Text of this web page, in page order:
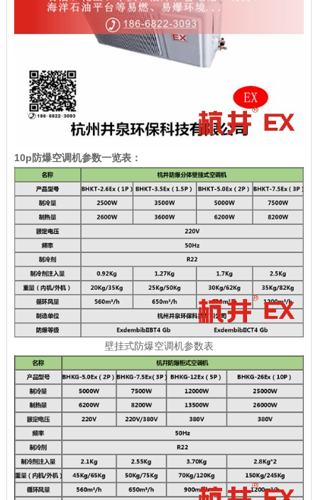
10p防爆空调机参数一览表：
壁挂式防爆空调机参数表